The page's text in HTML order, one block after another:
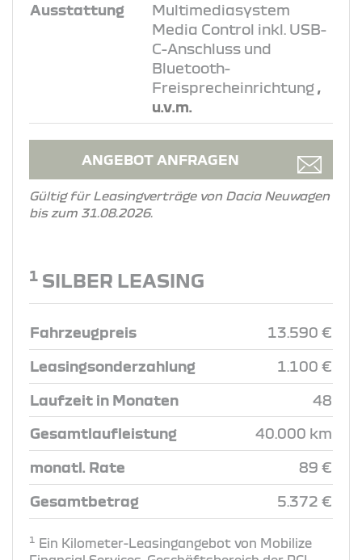
Ausstattung
Multimediasystem
Media Control inkl. USB-
C-Anschluss und
Bluetooth-
Freisprecheinrichtung ,
u.v.m.
ANGEBOT ANFRAGEN
Gültig für Leasingverträge von Dacia Neuwagen
bis zum 31.08.2026.
1 SILBER LEASING
Fahrzeugpreis 13.590 €
Leasingsonderzahlung 1.100 €
Laufzeit in Monaten 48
Gesamtlaufleistung 40.000 km
monatl. Rate 89 €
Gesamtbetrag 5.372 €
1
Ein Kilometer-Leasingangebot von Mobilize